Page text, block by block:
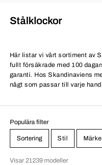
Stålklockor
Här listar vi vårt sortiment av
fullt försäkrade med 100
garanti. Hos Skandinaviens
någt som passar till varje
Populära filter
Sortering Stil Märke
Visar 21239 modeller